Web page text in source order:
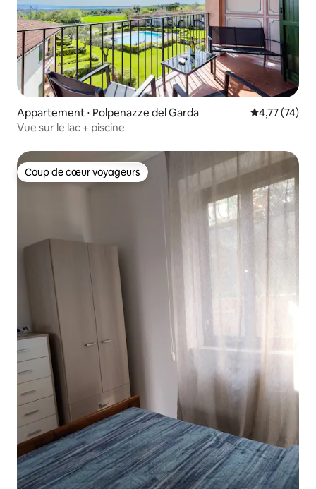
Appartement ⋅ Polpenazze del Garda Évaluation
4,77 (74)
Vue sur le lac + piscine
Coup de cœur voyageurs
Coup de cœur voyageurs